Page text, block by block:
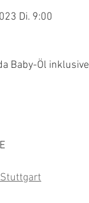
Di. 9:00
Baby-Öl inklusive